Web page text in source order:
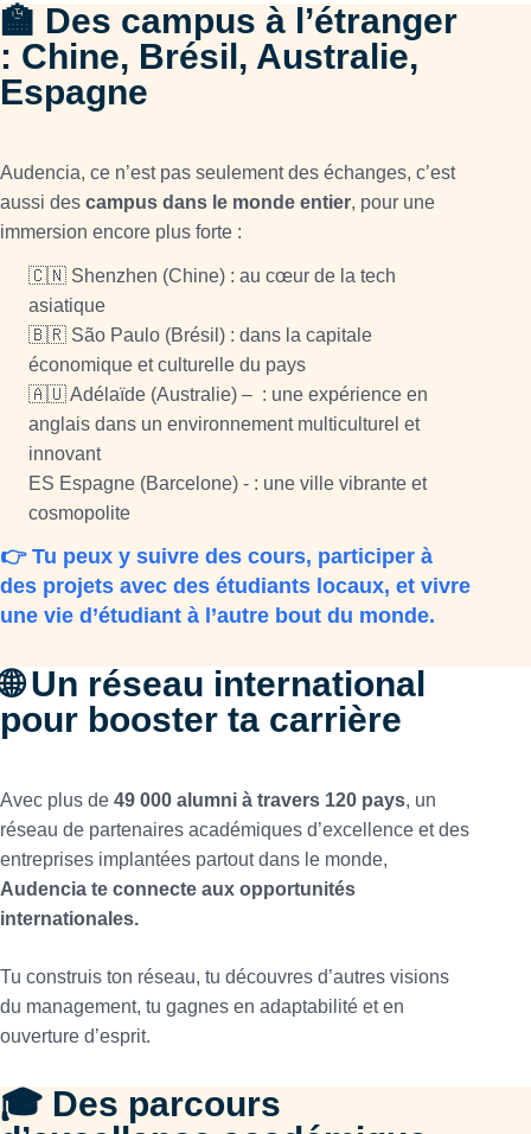
🏫 Des campus à l’étranger
: Chine, Brésil, Australie,
Espagne
Audencia, ce n’est pas seulement des échanges, c’est
aussi des campus dans le monde entier, pour une
immersion encore plus forte :
🇨🇳 Shenzhen (Chine) : au cœur de la tech
asiatique
🇧🇷 São Paulo (Brésil) : dans la capitale
économique et culturelle du pays
🇦🇺 Adélaïde (Australie) – : une expérience en
anglais dans un environnement multiculturel et
innovant
ES Espagne (Barcelone) - : une ville vibrante et
cosmopolite
👉 Tu peux y suivre des cours, participer à
des projets avec des étudiants locaux, et vivre
une vie d’étudiant à l’autre bout du monde.
🌐 Un réseau international
pour booster ta carrière
Avec plus de 49 000 alumni à travers 120 pays, un
réseau de partenaires académiques d’excellence et des
entreprises implantées partout dans le monde,
Audencia te connecte aux opportunités
internationales.
Tu construis ton réseau, tu découvres d’autres visions
du management, tu gagnes en adaptabilité et en
ouverture d’esprit.
🎓 Des parcours